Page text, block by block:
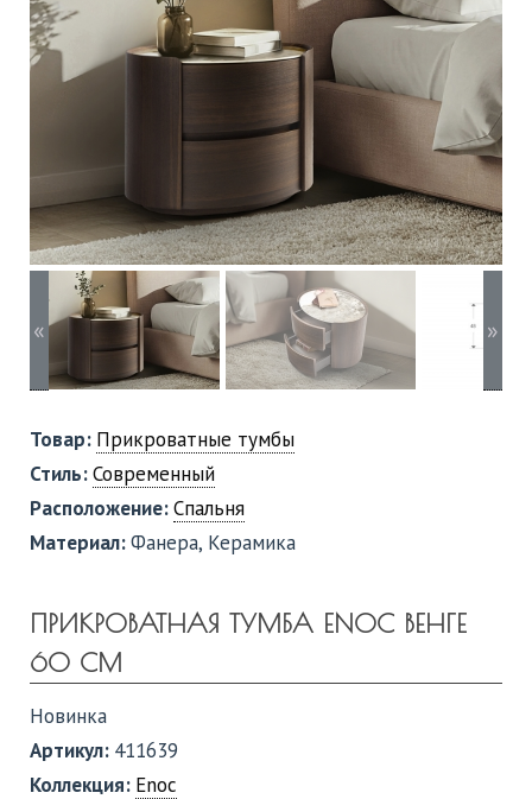
« »
Товар: Прикроватные тумбы
Стиль:Современный
Расположение:Спальня
Материал:Фанера, Керамика
ПРИКРОВАТНАЯ ТУМБА ENOC ВЕНГЕ
60 СМ
Новинка
Артикул: 411639
Коллекция: Enoc